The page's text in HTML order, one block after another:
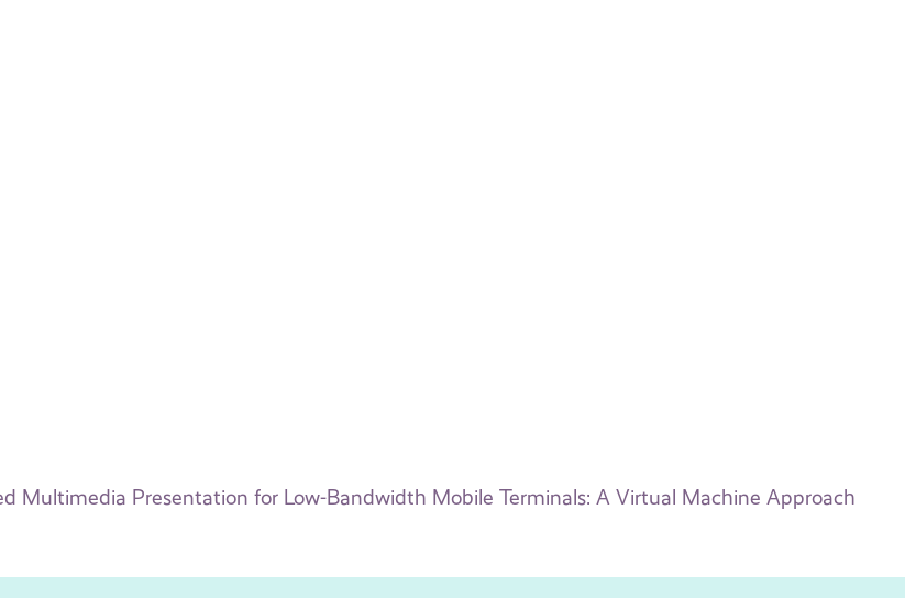
Multimedia Presentation for Low-Bandwidth Mobile Terminals: A Virtual Machine Approach